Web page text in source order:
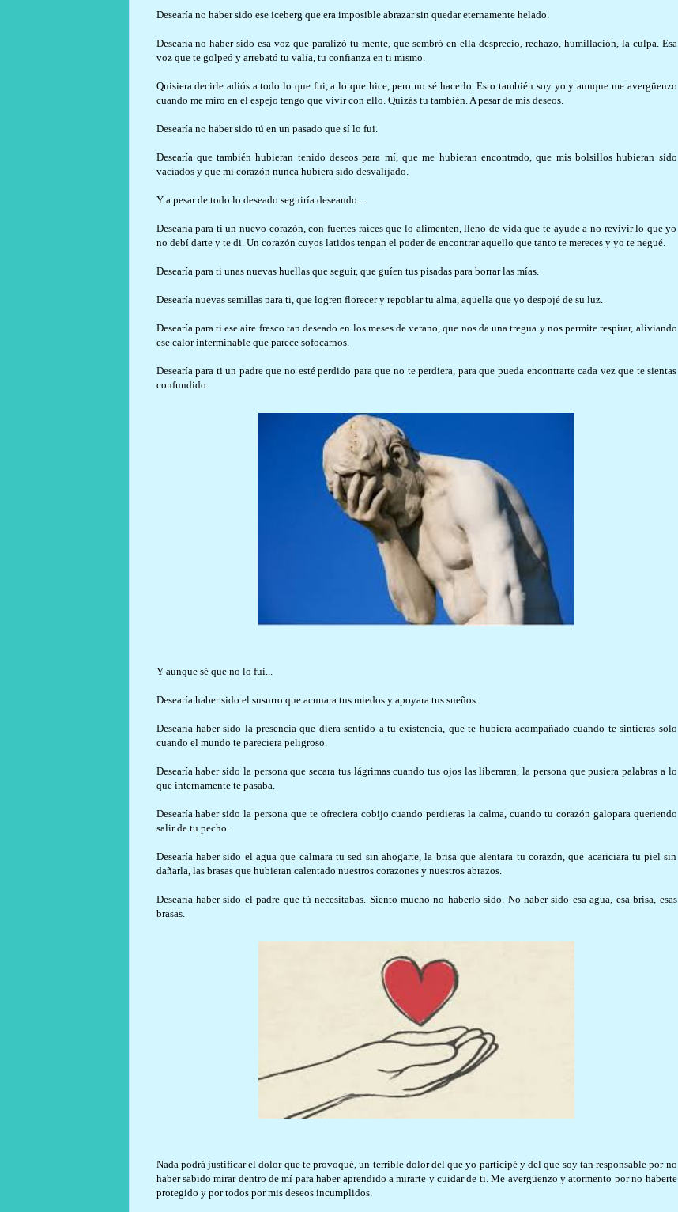
Desearía no haber sido ese iceberg que era imposible abrazar sin quedar eternamente helado.
Desearía no haber sido esa voz que paralizó tu mente, que sembró en ella desprecio, rechazo, humillación, la culpa. Esa
voz que te golpeó y arrebató tu valía, tu confianza en ti mismo.
Quisiera decirle adiós a todo lo que fui, a lo que hice, pero no sé hacerlo. Esto también soy yo y aunque me avergüenzo
cuando me miro en el espejo tengo que vivir con ello. Quizás tu también. A pesar de mis deseos.
Desearía no haber sido tú en un pasado que sí lo fui.
Desearía que también hubieran tenido deseos para mí, que me hubieran encontrado, que mis bolsillos hubieran sido
vaciados y que mi corazón nunca hubiera sido desvalijado.
Y a pesar de todo lo deseado seguiría deseando…
Desearía para ti un nuevo corazón, con fuertes raíces que lo alimenten, lleno de vida que te ayude a no revivir lo que yo
no debí darte y te di. Un corazón cuyos latidos tengan el poder de encontrar aquello que tanto te mereces y yo te negué.
Desearía para ti unas nuevas huellas que seguir, que guíen tus pisadas para borrar las mías.
Desearía nuevas semillas para ti, que logren florecer y repoblar tu alma, aquella que yo despojé de su luz.
Desearía para ti ese aire fresco tan deseado en los meses de verano, que nos da una tregua y nos permite respirar, aliviando
ese calor interminable que parece sofocarnos.
Desearía para ti un padre que no esté perdido para que no te perdiera, para que pueda encontrarte cada vez que te sientas
confundido.
Y aunque sé que no lo fui...
Desearía haber sido el susurro que acunara tus miedos y apoyara tus sueños.
Desearía haber sido la presencia que diera sentido a tu existencia, que te hubiera acompañado cuando te sintieras solo
cuando el mundo te pareciera peligroso.
Desearía haber sido la persona que secara tus lágrimas cuando tus ojos las liberaran, la persona que pusiera palabras a lo
que internamente te pasaba.
Desearía haber sido la persona que te ofreciera cobijo cuando perdieras la calma, cuando tu corazón galopara queriendo
salir de tu pecho.
Desearía haber sido el agua que calmara tu sed sin ahogarte, la brisa que alentara tu corazón, que acariciara tu piel sin
dañarla, las brasas que hubieran calentado nuestros corazones y nuestros abrazos.
Desearía haber sido el padre que tú necesitabas. Siento mucho no haberlo sido. No haber sido esa agua, esa brisa, esas
brasas.
Nada podrá justificar el dolor que te provoqué, un terrible dolor del que yo participé y del que soy tan responsable por no
haber sabido mirar dentro de mí para haber aprendido a mirarte y cuidar de ti. Me avergüenzo y atormento por no haberte
protegido y por todos por mis deseos incumplidos.